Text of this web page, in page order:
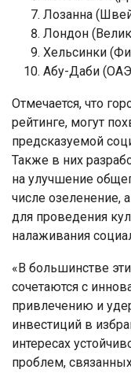
Лозанна
Лондон
Хельсинки
Абу-Даби
Отмечается, что
рейтинге, могут
предсказуемой
Также в них
на улучшение
числе озеленение,
для проведения
налаживания
«В большинстве
сочетаются с
привлечению и
инвестиций в
интересах
проблем,